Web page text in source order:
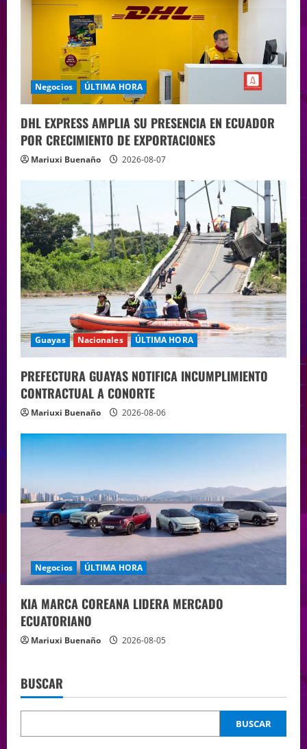
Negocios ÚLTIMA HORA
DHL EXPRESS AMPLIA SU PRESENCIA EN ECUADOR
POR CRECIMIENTO DE EXPORTACIONES
Mariuxi Buenaño 2026-08-07
Guayas Nacionales ÚLTIMA HORA
PREFECTURA GUAYAS NOTIFICA INCUMPLIMIENTO
CONTRACTUAL A CONORTE
Mariuxi Buenaño 2026-08-06
Negocios ÚLTIMA HORA
KIA MARCA COREANA LIDERA MERCADO
ECUATORIANO
Mariuxi Buenaño 2026-08-05
BUSCAR
BUSCAR